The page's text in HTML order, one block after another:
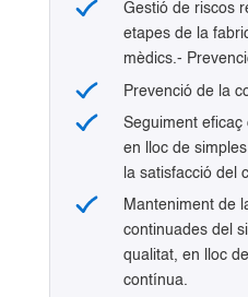
Gestió de riscos
etapes de la
mèdics.-
Prevenció de la
Seguiment eficaç
en lloc de
la satisfacció del
Manteniment de
continuades del
qualitat, en lloc
contínua.